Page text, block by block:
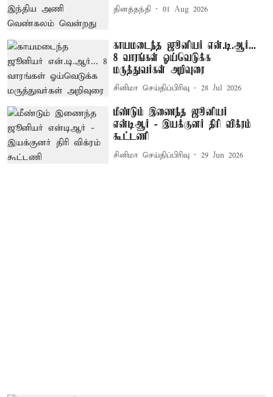
தினத்தந்தி 01 Aug 2026
காயமடைந்த ஜூனியர் என்.டி.ஆர்...
8 வாரங்கள் ஓய்வெடுக்க
மருத்துவர்கள் அறிவுரை
சினிமா செய்திப்பிரிவு 28 Jul 2026
மீண்டும் இணைந்த ஜூனியர்
என்டிஆர் - இயக்குனர் திரி விக்ரம்
கூட்டணி
சினிமா செய்திப்பிரிவு 29 Jun 2026